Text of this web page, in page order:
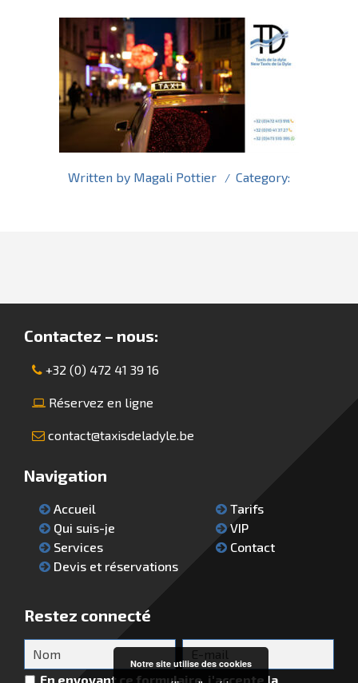
Written by Magali Pottier Category:
Contactez – nous:
+32 (0) 472 41 39 16
Réservez en ligne
contact@taxisdeladyle.be
Navigation
Accueil
Qui suis-je
Services
Devis et réservations
Tarifs
VIP
Contact
Restez connecté
En envoyant ce formulaire, j'accepte la
Notre site utilise des cookies